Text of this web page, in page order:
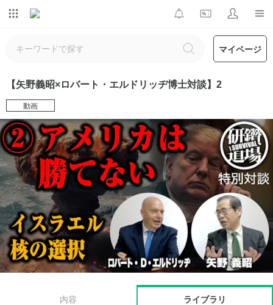
マイページ
【矢野義昭×ロバート・エルドリッヂ博士対談】2
動画
内容 ライブラリ